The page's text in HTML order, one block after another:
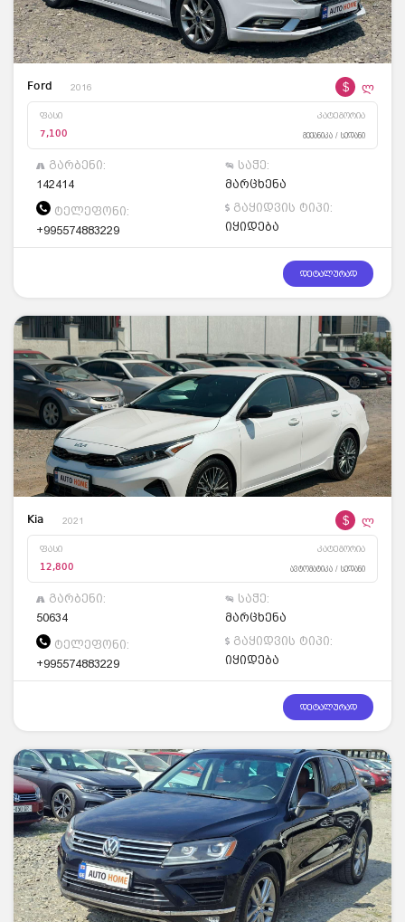
Ford 2016 $ ლ
ფასი კატეგორია
7,100 მექანიკა / სედანი
გარბენი:
142414
საჭე:
მარცხენა
ტელეფონი:
+995574883229
გაყიდვის ტიპი:
იყიდება
დეტალურად
Kia 2021 $ ლ
ფასი კატეგორია
12,800 ავტომატიკა / სედანი
გარბენი:
50634
საჭე:
მარცხენა
ტელეფონი:
+995574883229
გაყიდვის ტიპი:
იყიდება
დეტალურად